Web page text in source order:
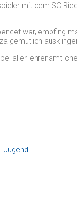
mit dem SC
war, empfing
gemütlich
allen
Jugend